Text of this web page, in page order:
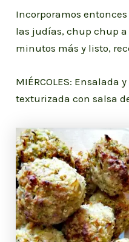
Incorporamos
las judías, chup chup a
minutos más y listo,
MIÉRCOLES: Ensalada
texturizada con salsa